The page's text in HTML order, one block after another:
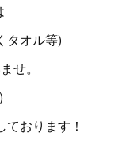
タオル等)
せ。
おります！